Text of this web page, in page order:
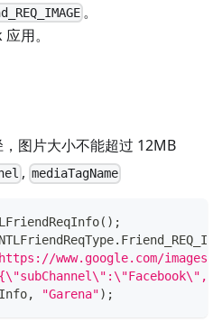
。
用。
，图片大小不能超过 12MB
, mediaTagName
( ) ;
.
www.google.com/images/
, "Garena") ;